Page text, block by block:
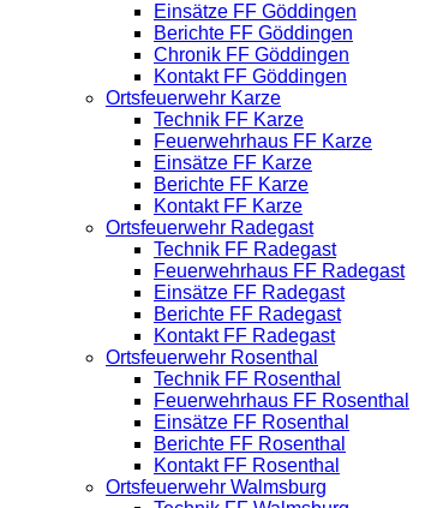
Einsätze FF Göddingen
Berichte FF Göddingen
Chronik FF Göddingen
Kontakt FF Göddingen
Ortsfeuerwehr Karze
Technik FF Karze
Feuerwehrhaus FF Karze
Einsätze FF Karze
Berichte FF Karze
Kontakt FF Karze
Ortsfeuerwehr Radegast
Technik FF Radegast
Feuerwehrhaus FF Radegast
Einsätze FF Radegast
Berichte FF Radegast
Kontakt FF Radegast
Ortsfeuerwehr Rosenthal
Technik FF Rosenthal
Feuerwehrhaus FF Rosenthal
Einsätze FF Rosenthal
Berichte FF Rosenthal
Kontakt FF Rosenthal
Ortsfeuerwehr Walmsburg